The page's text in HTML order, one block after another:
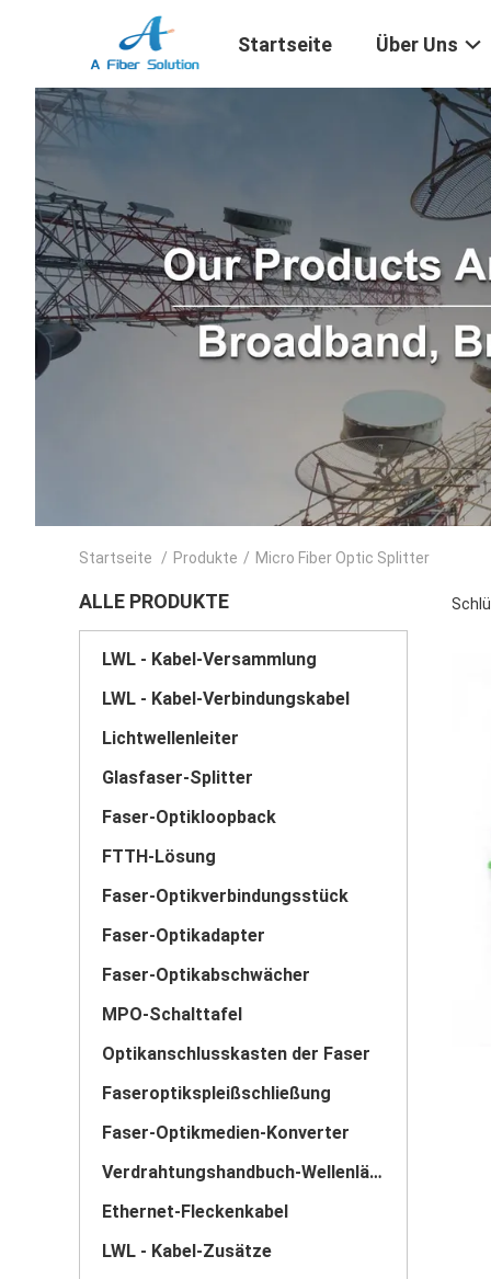
Startseite Über Uns
Startseite / Produkte / Micro Fiber Optic Splitter
ALLE PRODUKTE
LWL - Kabel-Versammlung
LWL - Kabel-Verbindungskabel
Lichtwellenleiter
Glasfaser-Splitter
Faser-Optikloopback
FTTH-Lösung
Faser-Optikverbindungsstück
Faser-Optikadapter
Faser-Optikabschwächer
MPO-Schalttafel
Optikanschlusskasten der Faser
Faseroptikspleißschließung
Faser-Optikmedien-Konverter
Verdrahtungshandbuch-Wellenlängen-Abteilungs-Mehrkanalausrüstung
Ethernet-Fleckenkabel
LWL - Kabel-Zusätze